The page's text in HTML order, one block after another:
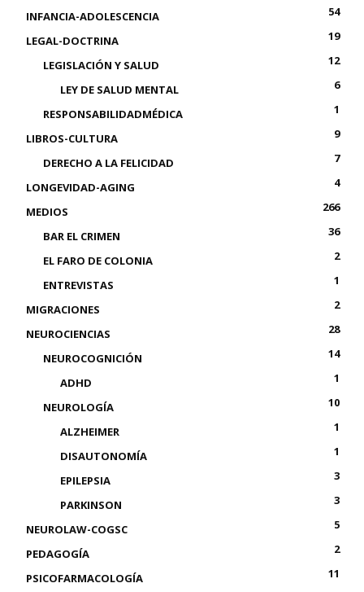
INFANCIA-ADOLESCENCIA
54
LEGAL-DOCTRINA
19
LEGISLACIÓN Y SALUD
12
LEY DE SALUD MENTAL
6
RESPONSABILIDADMÉDICA
1
LIBROS-CULTURA
9
DERECHO A LA FELICIDAD
7
LONGEVIDAD-AGING
4
MEDIOS
266
BAR EL CRIMEN
36
EL FARO DE COLONIA
2
ENTREVISTAS
1
MIGRACIONES
2
NEUROCIENCIAS
28
NEUROCOGNICIÓN
14
ADHD
1
NEUROLOGÍA
10
ALZHEIMER
1
DISAUTONOMÍA
1
EPILEPSIA
3
PARKINSON
3
NEUROLAW-COGSC
5
PEDAGOGÍA
2
PSICOFARMACOLOGÍA
11